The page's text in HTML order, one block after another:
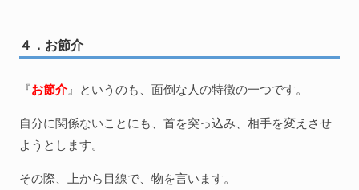
４．お節介
『お節介』というのも、面倒な人の特徴の一つです。
自分に関係ないことにも、首を突っ込み、相手を変えさせ
ようとします。
その際、上から目線で、物を言います。